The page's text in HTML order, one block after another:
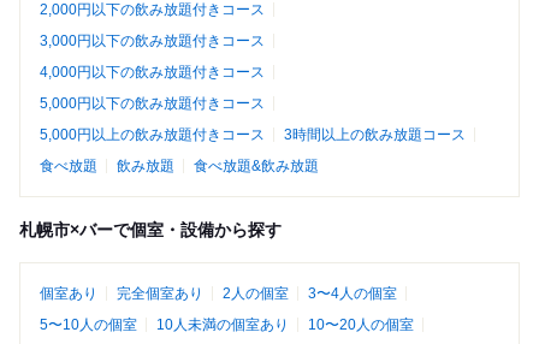
2,000円以下の飲み放題付きコース
3,000円以下の飲み放題付きコース
4,000円以下の飲み放題付きコース
5,000円以下の飲み放題付きコース
5,000円以上の飲み放題付きコース
3時間以上の飲み放題コース
食べ放題
飲み放題 食べ放題&飲み放題
札幌市×バーで個室・設備から探す
個室あり 完全個室あり 2人の個室
3〜4人の個室
5〜10人の個室
10人未満の個室あり
10〜20人の個室